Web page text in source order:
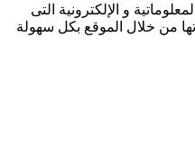
و الإلكترونية التى
من خلال الموقع بكل سهولة